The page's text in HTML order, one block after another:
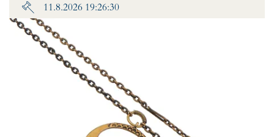
11.8.2026 19:26:30